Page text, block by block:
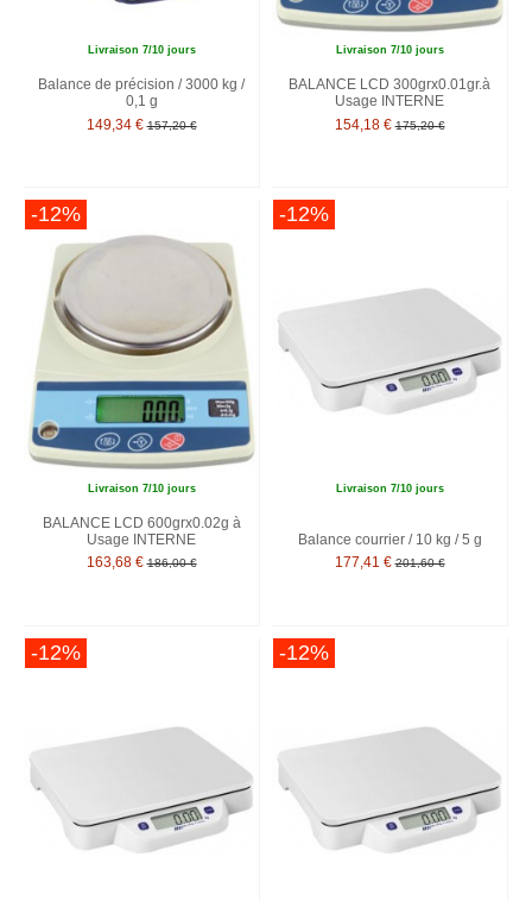
Livraison 7/10 jours
Balance de précision / 3000 kg /
0,1 g
149,34 € 157,20 €
Livraison 7/10 jours
BALANCE LCD 300grx0.01gr.à
Usage INTERNE
154,18 € 175,20 €
-12%
Livraison 7/10 jours
BALANCE LCD 600grx0.02g à
Usage INTERNE
163,68 € 186,00 €
-12%
Livraison 7/10 jours
Balance courrier / 10 kg / 5 g
177,41 € 201,60 €
-12% -12%